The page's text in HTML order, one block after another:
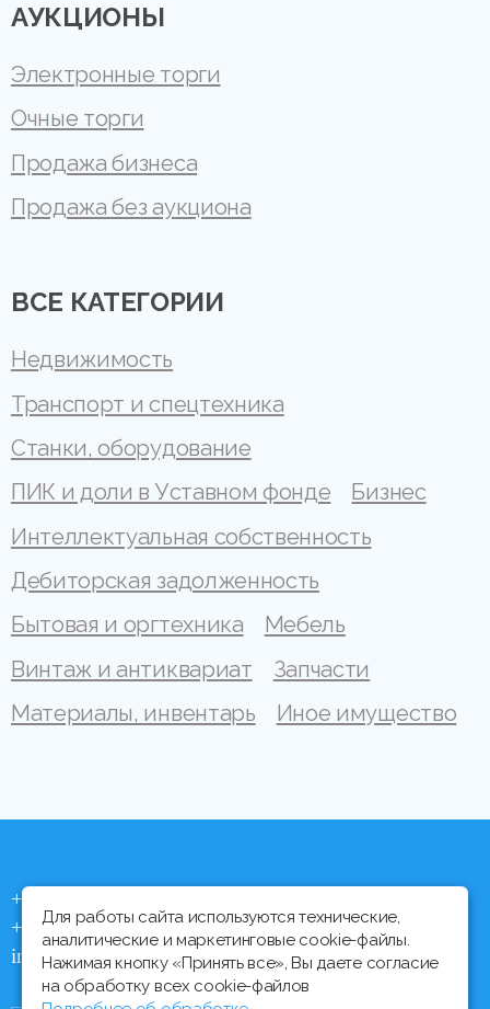
АУКЦИОНЫ
Электронные торги
Очные торги
Продажа бизнеса
Продажа без аукциона
ВСЕ КАТЕГОРИИ
Недвижимость
Транспорт и спецтехника
Станки, оборудование
ПИК и доли в Уставном фонде
Бизнес
Интеллектуальная собственность
Дебиторская задолженность
Бытовая и оргтехника
Мебель
Винтаж и антиквариат
Запчасти
Материалы, инвентарь
Иное имущество
+375 (44) 704 92 06
+375 (17) 373 21 33
info@ipmtorgi.by
Для работы сайта используются технические,
аналитические и маркетинговые cookie-файлы.
Нажимая кнопку «Принять все», Вы даете согласие
на обработку всех cookie-файлов